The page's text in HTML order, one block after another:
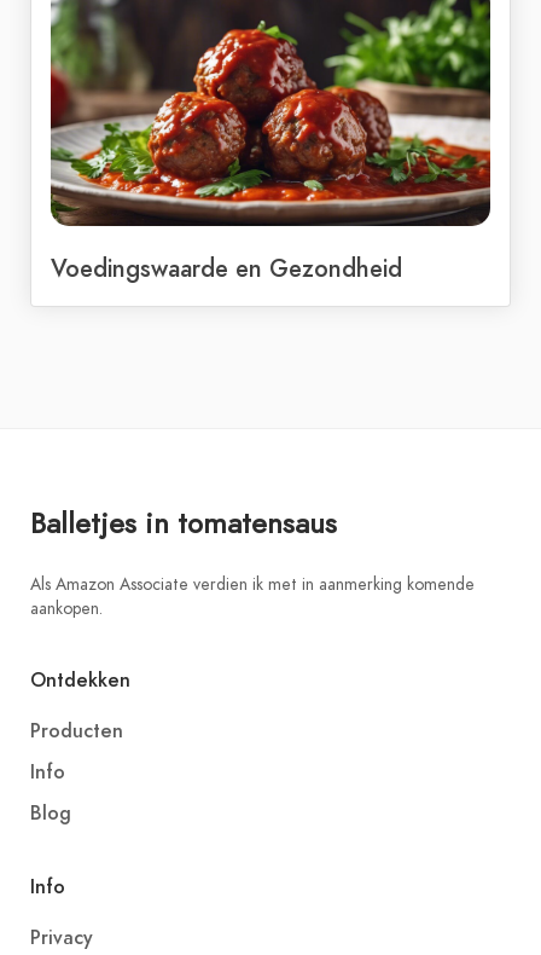
Voedingswaarde en Gezondheid
Balletjes in tomatensaus
Als Amazon Associate verdien ik met in aanmerking komende
aankopen.
Ontdekken
Producten
Info
Blog
Info
Privacy